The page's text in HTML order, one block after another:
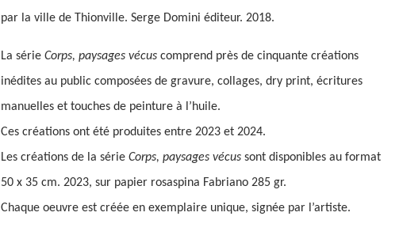
par la ville de Thionville. Serge Domini éditeur. 2018.
La sérieCorps, paysages vécus comprend près de cinquante créations
inédites au public composées de gravure, collages, dry print, écritures
manuelles et touches de peinture à l’huile.
Ces créations ont été produites entre 2023 et 2024.
Les créations de la sérieCorps, paysages vécus sont disponibles au format
50 x 35 cm. 2023, sur papier rosaspina Fabriano 285 gr.
Chaque oeuvre est créée en exemplaire unique, signée par l’artiste.